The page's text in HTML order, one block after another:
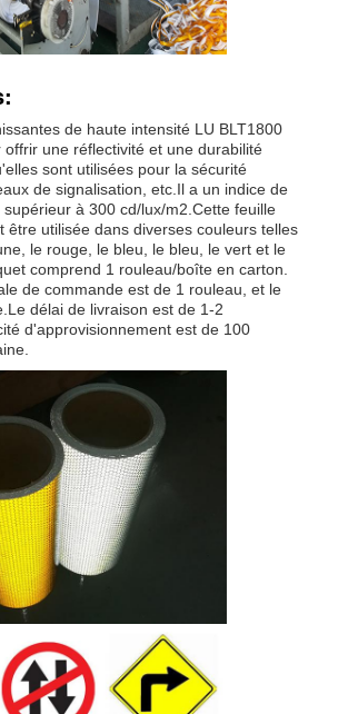
de haute intensité LU BLT1800
une réflectivité et une durabilité
sont utilisées pour la sécurité
de signalisation, etc.Il a un indice de
à 300 cd/lux/m2.Cette feuille
être utilisée dans diverses couleurs telles
le rouge, le bleu, le bleu, le vert et le
comprend 1 rouleau/boîte en carton.
de commande est de 1 rouleau, et le
délai de livraison est de 1-2
d'approvisionnement est de 100